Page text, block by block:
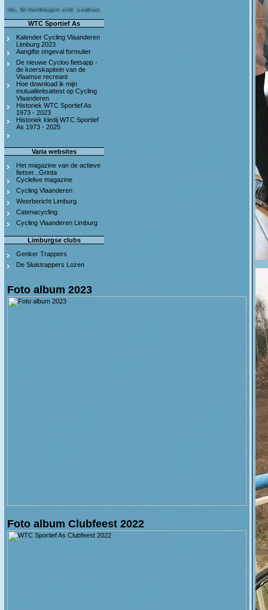
Megen en C.Leeman - Van harte proficiat!
WTC Sportief As
Kalender Cycling Vlaanderen
Limburg 2023
Aangifte ongeval formulier
De nieuwe Cycloo fietsapp -
de koerskapitein van de
Vlaamse recreant
Hoe download ik mijn
mutualiteitsattest op Cycling
Vlaanderen
Historiek WTC Sportief As
1973 - 2023
Historiek kledij WTC Sportief
As 1973 - 2025
Varia websites
Het magazine van de actieve
fietser...Grinta
Cyclelive magazine
Cycling Vlaanderen
Weerbericht Limburg
Catenacycling
Cycling Vlaanderen Limburg
Limburgse clubs
Genker Trappers
De Sluistrappers Lozen
Foto album 2023
Foto album Clubfeest 2022